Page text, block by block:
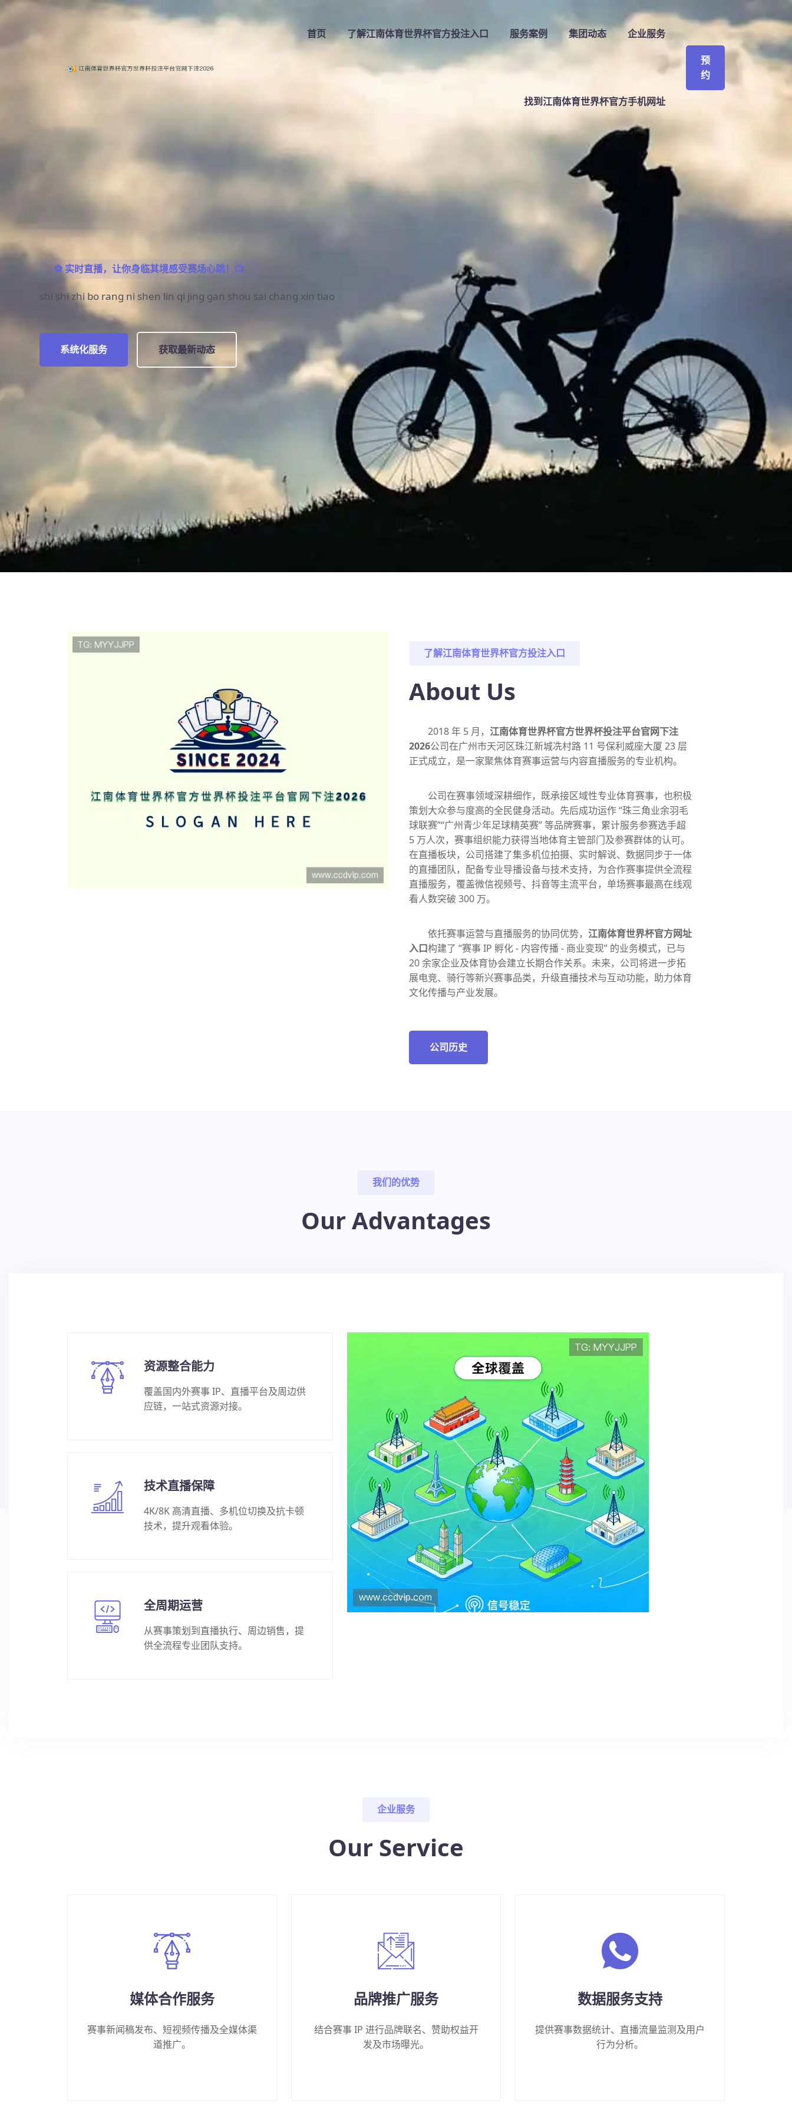
首页 了解江南体育世界杯官方投注入口 服务案例 集团动态 企业服务
找到 江南体育世界杯官方手机网址
预
约
⚽ 实时直播，让你身临其境感受赛场心跳！📺
shi shi zhi bo rang ni shen lin qi jing gan shou sai chang xin tiao
系统化服务 获取最新动态
了解江南体育世界杯官方投注入口
About Us
2018 年 5 月， 江南体育世界杯官方世界杯投注平台官网下注
2026公司在广州市天河区珠江新城冼村路 11 号保利威座大厦 23 层
正式成立，是一家聚焦体育赛事运营与内容直播服务的专业机构。
公司在赛事领域深耕细作，既承接区域性专业体育赛事，也积极
策划大众参与度高的全民健身活动。先后成功运作 “珠三角业余羽毛
球联赛”“广州青少年足球精英赛” 等品牌赛事，累计服务参赛选手超
5 万人次，赛事组织能力获得当地体育主管部门及参赛群体的认可。
在直播板块，公司搭建了集多机位拍摄、实时解说、数据同步于一体
的直播团队，配备专业导播设备与技术支持，为合作赛事提供全流程
直播服务，覆盖微信视频号、抖音等主流平台，单场赛事最高在线观
看人数突破 300 万。
依托赛事运营与直播服务的协同优势， 江南体育世界杯官方网址
入口构建了 “赛事 IP 孵化 - 内容传播 - 商业变现” 的业务模式，已与
20 余家企业及体育协会建立长期合作关系。未来，公司将进一步拓
展电竞、骑行等新兴赛事品类，升级直播技术与互动功能，助力体育
文化传播与产业发展。
公司历史
我们的优势
Our Advantages
资源整合能力
覆盖国内外赛事 IP、直播平台及周边供
应链，一站式资源对接。
技术直播保障
4K/8K 高清直播、多机位切换及抗卡顿
技术，提升观看体验。
全周期运营
从赛事策划到直播执行、周边销售，提
供全流程专业团队支持。
企业服务
Our Service
媒体合作服务
赛事新闻稿发布、短视频传播及全媒体渠
道推广。
品牌推广服务
结合赛事 IP 进行品牌联名、赞助权益开
发及市场曝光。
数据服务支持
提供赛事数据统计、直播流量监测及用户
行为分析。